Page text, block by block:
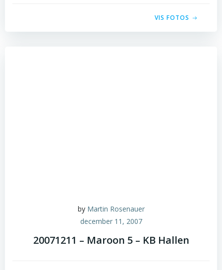
VIS FOTOS
by Martin Rosenauer
december 11, 2007
20071211 – Maroon 5 – KB Hallen